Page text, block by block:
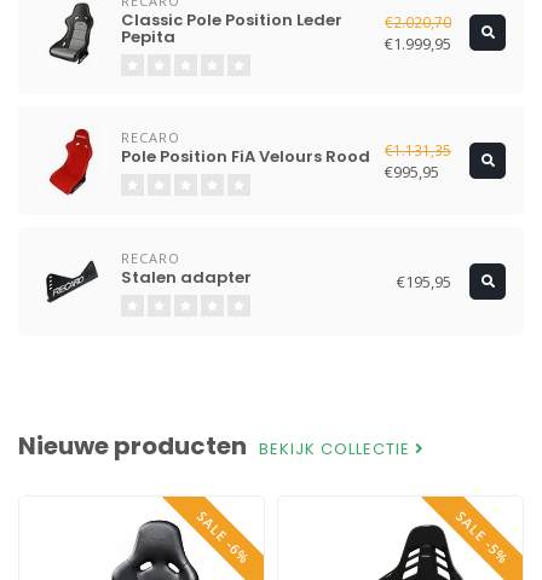
Classic Pole Position Leder
Pepita
€2.020,70
€1.999,95
RECARO
Pole Position FiA Velours Rood €1.131,35
€995,95
RECARO
Stalen adapter €195,95
Nieuwe producten BEKIJK COLLECTIE
SALE -6% SALE -5%